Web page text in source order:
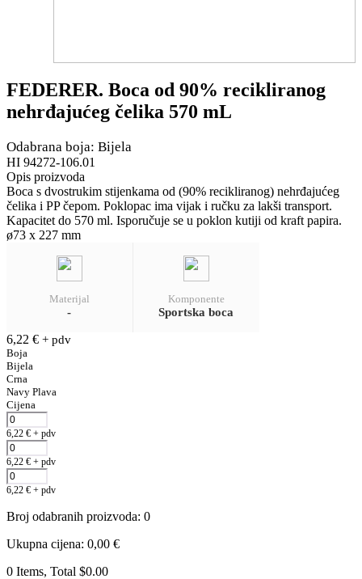
FEDERER. Boca od 90% recikliranog
nehrđajućeg čelika 570 mL
Odabrana boja: Bijela
HI 94272-106.01
Opis proizvoda
Boca s dvostrukim stijenkama od (90% recikliranog) nehrđajućeg
čelika i PP čepom. Poklopac ima vijak i ručku za lakši transport.
Kapacitet do 570 ml. Isporučuje se u poklon kutiji od kraft papira.
ø73 x 227 mm
Materijal
-
Komponente
Sportska boca
6,22 € + pdv
Boja
Bijela
Crna
Navy Plava
Cijena
6,22 € + pdv
6,22 € + pdv
6,22 € + pdv
Broj odabranih proizvoda: 0
Ukupna cijena: 0,00 €
0 Items, Total $0.00